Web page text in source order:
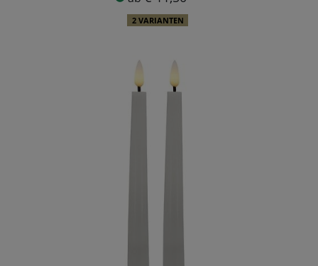
2 VARIANTEN